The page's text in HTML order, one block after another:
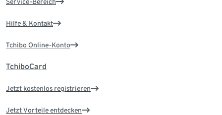
Service-Bereich
Hilfe & Kontakt
Tchibo Online-Konto
TchiboCard
Jetzt kostenlos registrieren
Jetzt Vorteile entdecken